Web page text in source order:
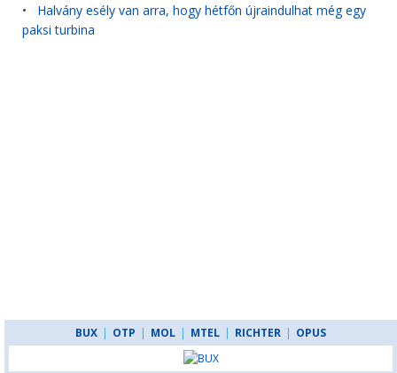
• Halvány esély van arra, hogy hétfőn újraindulhat még egy
paksi turbina
BUX | OTP | MOL | MTEL | RICHTER | OPUS